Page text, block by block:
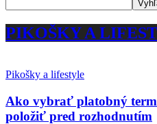
PIKOŠKY A
Pikošky a lifestyle
Ako vybrať platobný
položiť pred rozhodnutím